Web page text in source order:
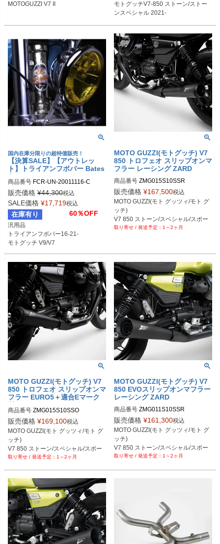
MOTOGUZZI V7 II
モトグッチV7-850 ストーン/ストー
ンスペシャル 2021-
国内在庫分限りの超特価販売！
【決算SALE】【アウトレッ
ト】トライアンフボバー Bates
ト/クロームボディー FCRオリ
ジナル
商品番号 FCR-UN-20011116-C
販売価格 ¥44,300税込
SALE価格 ¥17,719税込
在庫有り 60％OFF
汎用品
トライアンフボバー16-21-
モトグッチ V9/V7
MOTO GUZZI(モトグッチ) V7
850 トロフェオ スリップオンマ
フラー レーシング ZARD
商品番号 ZMG015S10SSR
ZMG015S10SSR-P：ポリッシュ
ZMG015S10SSR-B：ブラック
販売価格 ¥167,500税込
MOTO GUZZI(モト グッツィ/モト グ
ッチ)
V7 850 ストーン/スペシャル/スポー
1～2ヶ月
MOTO GUZZI(モトグッチ) V7
850 トロフェオ スリップオンマ
フラー EURO5＋適合Eマーク
商品番号 ZMG015S10SSO
ZMG015S10SSO-P：ポリッシュ
ZMG015S10SSO-B：ブラック
販売価格 ¥169,100税込
MOTO GUZZI(モト グッツィ/モト グ
ッチ)
V7 850 ストーン/スペシャル/スポー
1～2ヶ月
MOTO GUZZI(モトグッチ) V7
850 EVOスリップオンマフラー
レーシング ZARD
商品番号 ZMG011S10SSR
ZMG011S10SSR-P：ポリッシュ
ZMG0115S10SSR-B：ブラック
販売価格 ¥161,300税込
MOTO GUZZI(モト グッツィ/モト グ
ッチ)
V7 850 ストーン/スペシャル/スポー
1～2ヶ月